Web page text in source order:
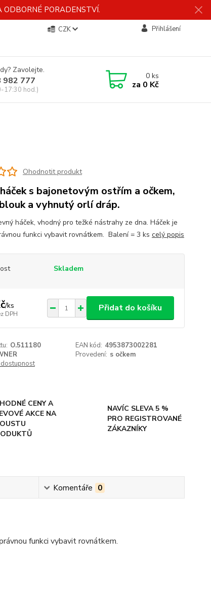
ODBORNÉ PORADENSTVÍ.
CZK Přihlášení
Zavolejte.
982 777
17:30 hod.)
0ks
za 0 Kč
Ohodnotit produkt
s bajonetovým ostřím a očkem,
a vyhnutý orlí dráp.
háček, vhodný pro težké nástrahy ze dna. Háček je
funkci vybavit rovnátkem. Balení = 3 ks celý popis
Skladem
/ks
DPH
Přidat do košíku
O.511180 EAN kód: 4953873002281
Provedení: s očkem
CENY A
AKCE NA
NAVÍC SLEVA 5 %
PRO REGISTROVANÉ
ZÁKAZNÍKY
Komentáře 0
funkci vybavit rovnátkem.